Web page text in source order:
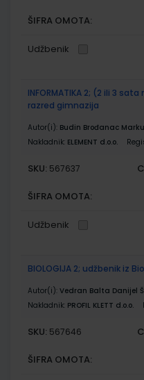
ŠIFRA OMOTA:
Udžbenik
INFORMATIKA 2; (2 ili 3
razred gimnazija
Autor(i): Budin Brođanac
Nakladnik: ELEMENT d.o.o.
SKU: 567637
ŠIFRA OMOTA:
Udžbenik
BIOLOGIJA 2; udžbenik iz
Autor(i): Vedran Balta Danijel
Nakladnik: PROFIL KLETT d.o.o.
SKU: 567646
ŠIFRA OMOTA: